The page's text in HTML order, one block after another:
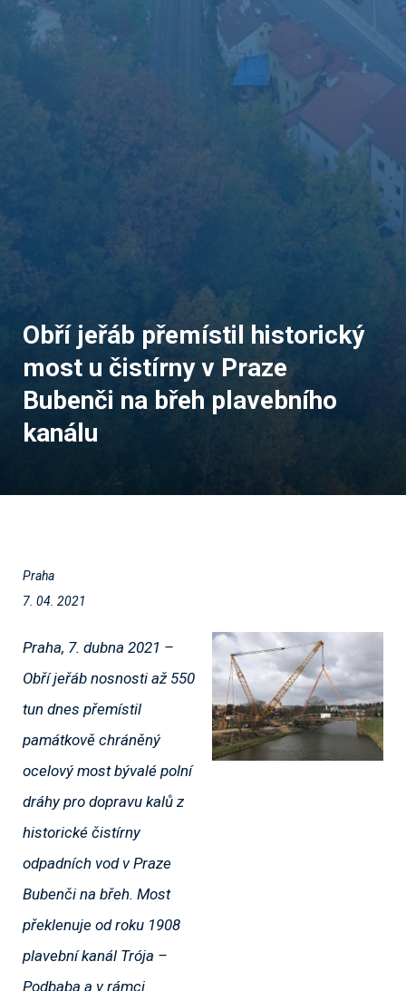
Obří jeřáb přemístil historický
most u čistírny v Praze
Bubenči na břeh plavebního
kanálu
Praha
7. 04. 2021
Praha, 7. dubna 2021 –
Obří jeřáb nosnosti až 550
tun dnes přemístil
památkově chráněný
ocelový most bývalé polní
dráhy pro dopravu kalů z
historické čistírny
odpadních vod v Praze
Bubenči na břeh. Most
překlenuje od roku 1908
plavební kanál Trója –
Podbaba a v rámci